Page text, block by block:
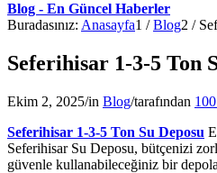
Blog - En Güncel Haberler
Buradasınız: Anasayfa1 / Blog2 /
Seferihisar 1-3-5 Ton
Ekim 2, 2025/in Blog/tarafından
Seferihisar 1-3-5 Ton Su Deposu
Seferihisar Su Deposu, bütçenizi
güvenle kullanabileceğiniz bir